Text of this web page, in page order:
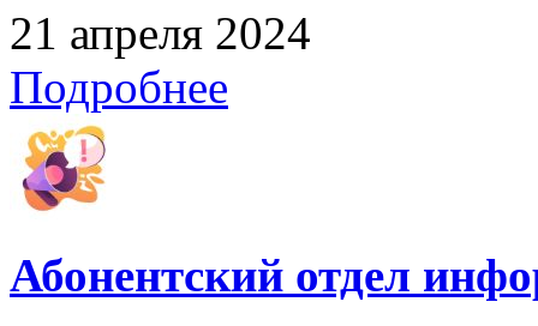
21 апреля 2024
Подробнее
Абонентский отдел